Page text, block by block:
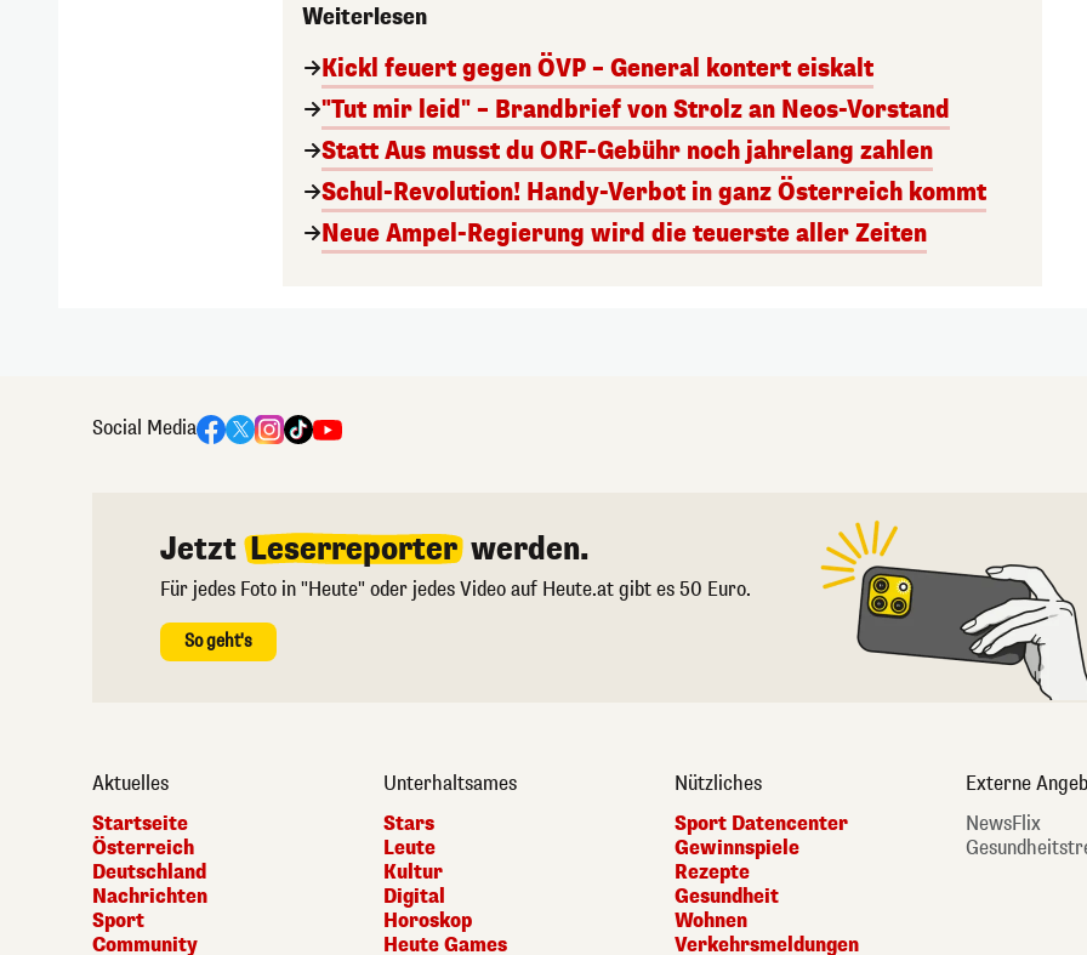
Weiterlesen
Kickl feuert gegen ÖVP – General kontert eiskalt
"Tut mir leid" – Brandbrief von Strolz an Neos-Vorstand
Statt Aus musst du ORF-Gebühr noch jahrelang zahlen
Schul-Revolution! Handy-Verbot in ganz Österreich kommt
Neue Ampel-Regierung wird die teuerste aller Zeiten
Social Media
Jetzt Leserreporter werden.
Für jedes Foto in "Heute" oder jedes Video auf Heute.at gibt es 50 Euro.
So geht's
Aktuelles
Startseite
Österreich
Deutschland
Nachrichten
Sport
Community
Unterhaltsames
Stars
Leute
Kultur
Digital
Horoskop
Heute Games
Nützliches
Sport Datencenter
Gewinnspiele
Rezepte
Gesundheit
Wohnen
Verkehrsmeldungen
Externe
NewsFlix